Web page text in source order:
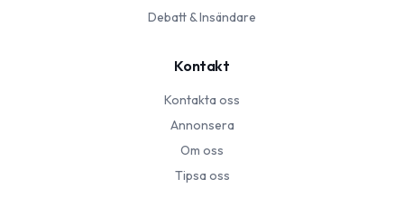
Debatt & Insändare
Kontakt
Kontakta oss
Annonsera
Om oss
Tipsa oss